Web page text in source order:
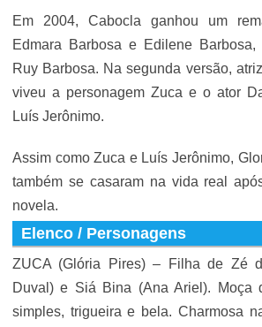
Em 2004, Cabocla ganhou um
Edmara Barbosa e Edilene
Ruy Barbosa. Na segunda versão,
viveu a personagem Zuca e o ator
Luís Jerônimo.
Assim como Zuca e Luís Jerônimo,
também se casaram na vida real
novela.
Elenco / Personagens
ZUCA (Glória Pires) – Filha de Zé
Duval) e Siá Bina (Ana Ariel). Moça
simples, trigueira e bela. Charmosa